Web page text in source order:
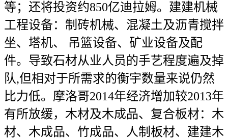
等；还将投资约850亿迪拉姆。建建机械
工程设备：制砖机械、混凝土及沥青搅拌
坐、塔机、 吊篮设备、矿业设备及配
件。导致石材从业人员的手艺程度遍及掉
队,但相对于所需求的衡宇数量来说仍然
比力低。摩洛哥2014年经济增加较2013年
有所放缓，木材及木成品、复合板材：木
材、木成品、竹成品、人制板材、建建木